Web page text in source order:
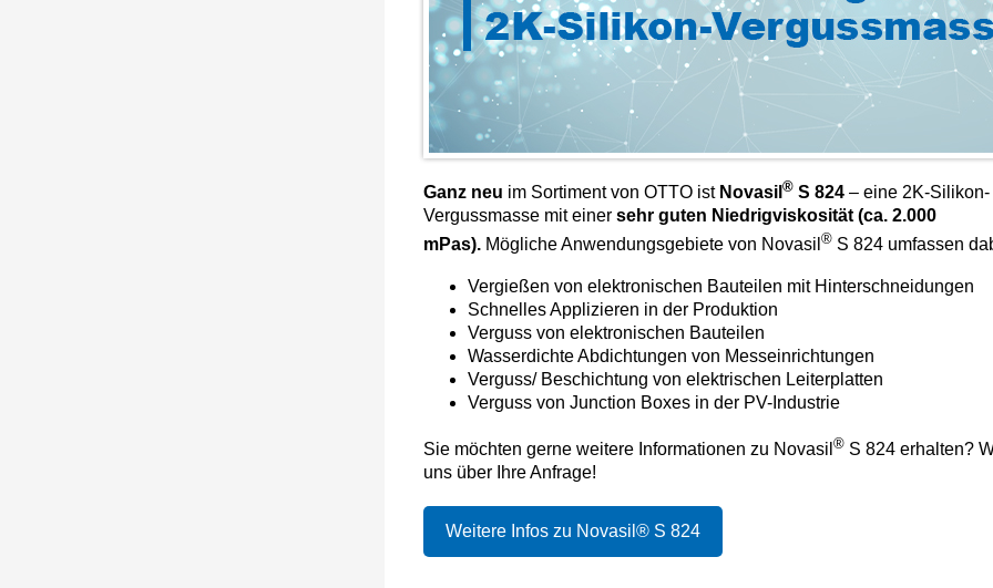
Ganz neu im Sortiment von OTTO ist Novasil ® S 824 – eine 2K-Silikon-
Vergussmasse mit einer sehr guten Niedrigviskosität (ca. 2.000
mPas). Mögliche Anwendungsgebiete von Novasil ® S 824 umfassen
Vergießen von elektronischen Bauteilen mit Hinterschneidungen
Schnelles Applizieren in der Produktion
Verguss von elektronischen Bauteilen
Wasserdichte Abdichtungen von Messeinrichtungen
Verguss/ Beschichtung von elektrischen Leiterplatten
Verguss von Junction Boxes in der PV-Industrie
Sie möchten gerne weitere Informationen zu Novasil ® S 824 erhalten?
uns über Ihre Anfrage!
Weitere Infos zu Novasil® S 824